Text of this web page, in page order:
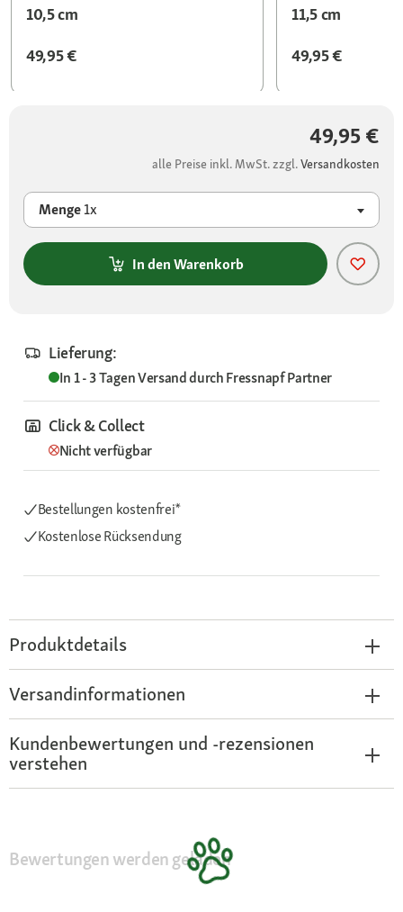
10,5 cm
49,95 €
11,5 cm
49,95 €
49,95 €
alle Preise inkl. MwSt. zzgl.Versandkosten
Menge1x
In den Warenkorb
Lieferung:
In 1 - 3 TagenVersand durchFressnapf Partner
Click & Collect
Nicht verfügbar
Bestellungen kostenfrei*
Kostenlose Rücksendung
Produktdetails
Versandinformationen
Kundenbewertungen und -rezensionen
verstehen
Bewertungen werden geladen